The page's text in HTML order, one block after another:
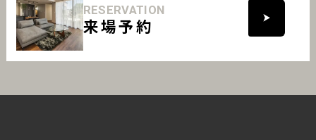
RESERVATION
来場予約